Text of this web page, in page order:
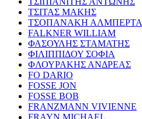
ΤΣΙΤΑΣ ΜΑΚΗΣ
ΤΣΟΠΑΝΑΚΗ ΑΛΜΠΕΡΤΑ
FALKNER WILLIAM
ΦΑΣΟΥΛΗΣ ΣΤΑΜΑΤΗΣ
ΦΙΛΙΠΠΙΔΟΥ ΣΟΦΙΑ
ΦΛΟΥΡΑΚΗΣ ΑΝΔΡΕΑΣ
FO DARIO
FOSSE JON
FOSSE BOB
FRANZMANN VIVIENNE
FRAYN MICHAEL